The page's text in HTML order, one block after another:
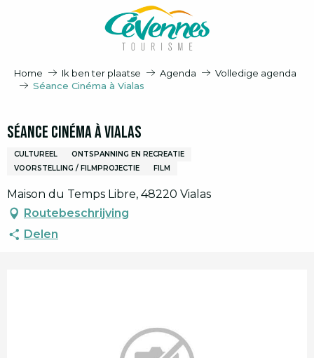
Home Ik ben ter plaatse Agenda
Volledige agenda
Séance Cinéma à Vialas
Séance Cinéma à Vialas
CULTUREEL
ONTSPANNING EN RECREATIE
VOORSTELLING / FILMPROJECTIE
FILM
Maison du Temps Libre, 48220 Vialas
Routebeschrijving
Delen